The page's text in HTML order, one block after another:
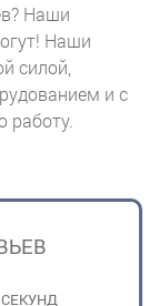
Наши
Наши
силой,
и с
работу.